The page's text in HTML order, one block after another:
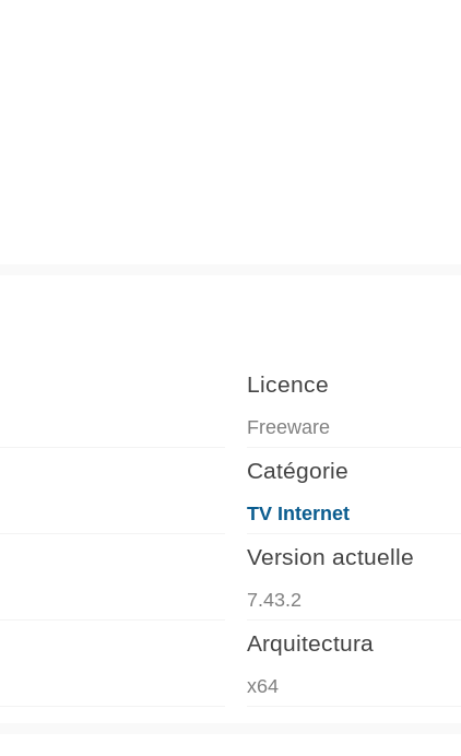
Licence
Freeware
Catégorie
TV Internet
Version actuelle
7.43.2
Arquitectura
x64